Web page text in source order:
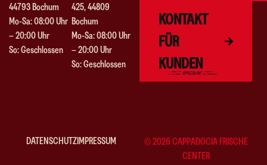
44793 Bochum
Mo-Sa: 08:00 Uhr
– 20:00 Uhr
So: Geschlossen
425, 44809
Bochum
Mo-Sa: 08:00 Uhr
– 20:00 Uhr
So: Geschlossen
KONTAKT
FÜR
KUNDEN
© 2026 CAPPADOCIA FRISCHE
CENTER
DATENSCHUTZIMPRESSUM